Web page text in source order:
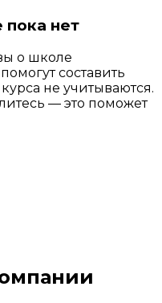
пока нет
о школе
составить
не учитываются.
— это поможет